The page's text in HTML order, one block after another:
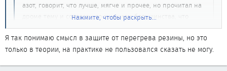
азот, говорит, что лучше, мягче и прочее, но прочитал на
дроме тему и согласен со мнением большинства, что
разницы быть не должно...Нажмите, чтобы раскрыть...
Нажмите, чтобы раскрыть...
Я так понимаю смысл в защите от перегрева резины, но это
только в теории, на практике не пользовался сказать не могу.